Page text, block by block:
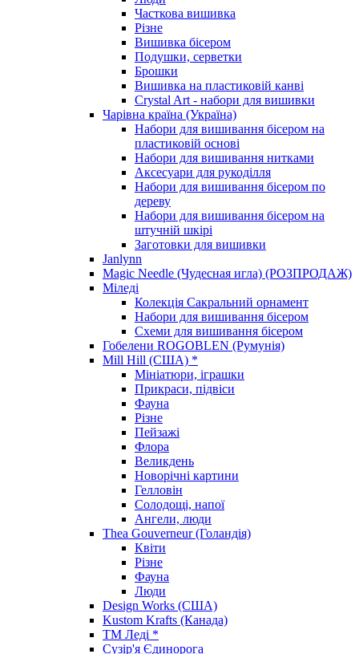
Часткова вишивка
Різне
Вишивка бісером
Подушки, серветки
Брошки
Вишивка на пластиковій канві
Crystal Art - набори для вишивки
Чарівна країна (Україна)
Набори для вишивання бісером на
пластиковій основі
Набори для вишивання нитками
Аксесуари для рукоділля
Набори для вишивання бісером по
дереву
Набори для вишивання бісером на
штучній шкірі
Заготовки для вишивки
Janlynn
Magic Needle (Чудесная игла) (РОЗПРОДАЖ)
Міледі
Колекція Сакральний орнамент
Набори для вишивання бісером
Схеми для вишивання бісером
Гобелени ROGOBLEN (Румунія)
Mill Hill (США) *
Мініатюри, іграшки
Прикраси, підвіси
Фауна
Різне
Пейзажі
Флора
Великдень
Новорічні картини
Гелловін
Солодощі, напої
Ангели, люди
Thea Gouverneur (Голандія)
Квіти
Різне
Фауна
Люди
Design Works (США)
Kustom Krafts (Канада)
ТМ Леді *
Сузір'я Єдинорога